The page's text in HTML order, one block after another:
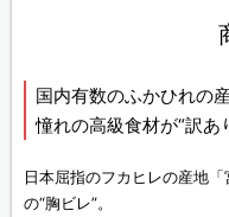
国内有数のふかひれの
憧れの高級食材が“訳あ
日本屈指のフカヒレの産地
の“胸ビレ”。